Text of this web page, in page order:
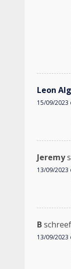
Leon
15/09/2023
Jeremy
13/09/2023
B
13/09/2023